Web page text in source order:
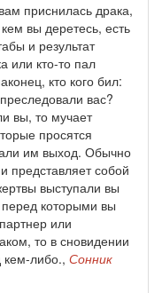
приснилась драка,
вы деретесь, есть
и результат
или кто-то пал
кто кого бил:
вас?
вы, то мучает
просятся
им выход. Обычно
представляет собой
выступали вы
которыми вы
или
то в сновидении
кем-либо., Сонник